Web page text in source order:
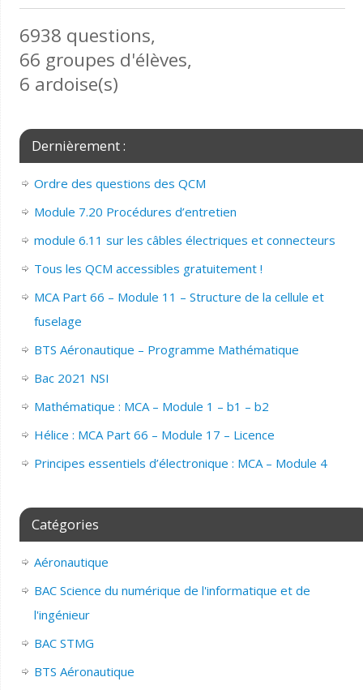
6938 questions,
66 groupes d'élèves,
6 ardoise(s)
Dernièrement :
Ordre des questions des QCM
Module 7.20 Procédures d’entretien
module 6.11 sur les câbles électriques et connecteurs
Tous les QCM accessibles gratuitement !
MCA Part 66 – Module 11 – Structure de la cellule et
fuselage
BTS Aéronautique – Programme Mathématique
Bac 2021 NSI
Mathématique : MCA – Module 1 – b1 – b2
Hélice : MCA Part 66 – Module 17 – Licence
Principes essentiels d’électronique : MCA – Module 4
Catégories
Aéronautique
BAC Science du numérique de l'informatique et de
l'ingénieur
BAC STMG
BTS Aéronautique